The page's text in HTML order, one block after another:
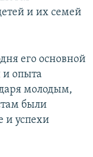
и их семей
его основной
и опыта
молодым,
были
и успехи